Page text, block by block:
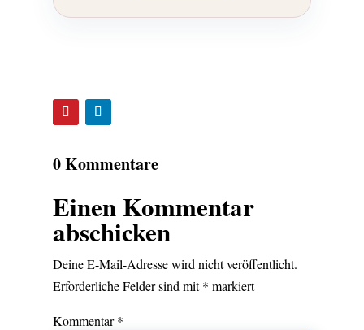
0 Kommentare
Einen Kommentar
abschicken
Deine E-Mail-Adresse wird nicht veröffentlicht.
Erforderliche Felder sind mit* markiert
Kommentar*